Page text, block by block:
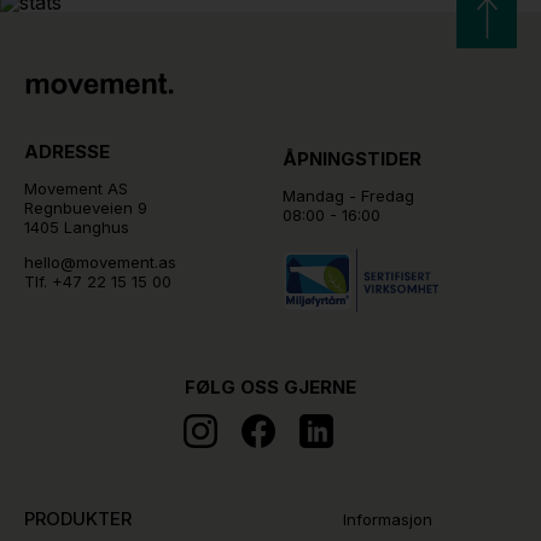
ADRESSE
Movement AS
Regnbueveien 9
1405 Langhus
hello@movement.as
Tlf. +47 22 15 15 00
ÅPNINGSTIDER
Mandag - Fredag
08:00 - 16:00
PRODUKTER Informasjon
FØLG OSS GJERNE